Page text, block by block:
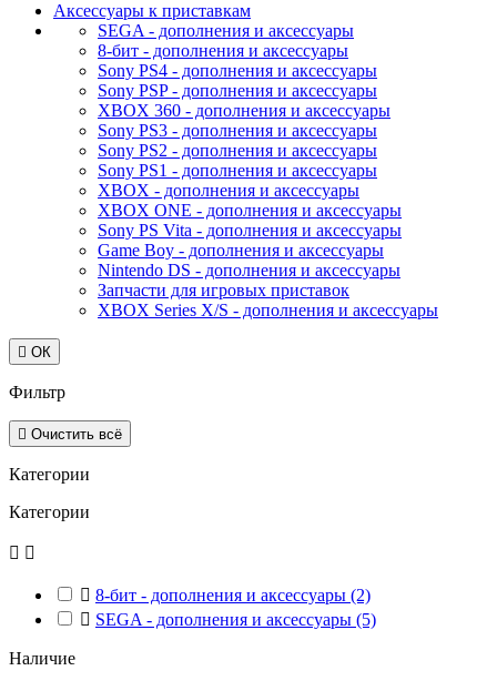
Аксессуары к приставкам
SEGA - дополнения и аксессуары
8-бит - дополнения и аксессуары
Sony PS4 - дополнения и аксессуары
Sony PSP - дополнения и аксессуары
XBOX 360 - дополнения и аксессуары
Sony PS3 - дополнения и аксессуары
Sony PS2 - дополнения и аксессуары
Sony PS1 - дополнения и аксессуары
XBOX - дополнения и аксессуары
XBOX ONE - дополнения и аксессуары
Sony PS Vita - дополнения и аксессуары
Game Boy - дополнения и аксессуары
Nintendo DS - дополнения и аксессуары
Запчасти для игровых приставок
XBOX Series X/S - дополнения и аксессуары
 ОК
Фильтр
 Очистить всё
Категории
Категории
 
 8-бит - дополнения и аксессуары (2)
 SEGA - дополнения и аксессуары (5)
Наличие